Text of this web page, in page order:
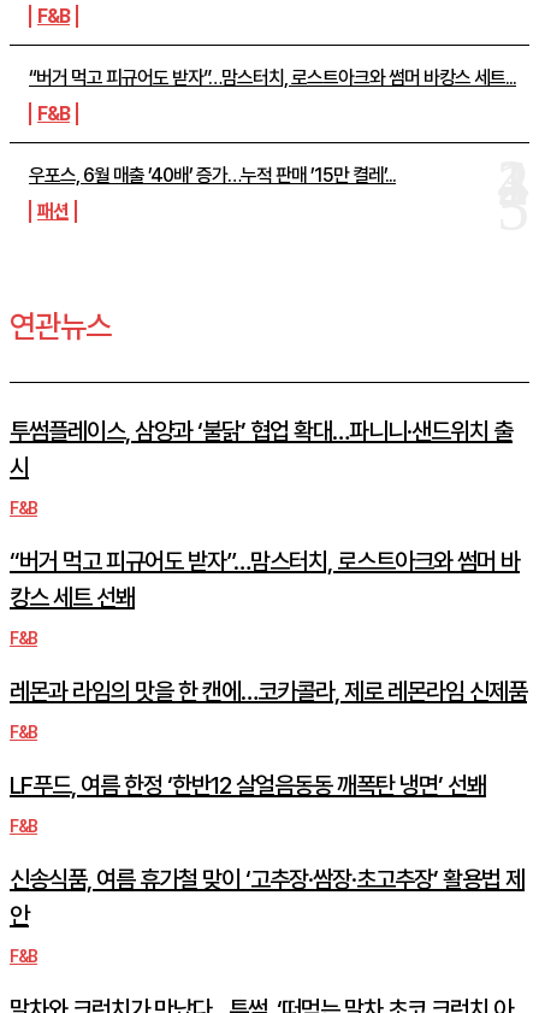
F&B
“버거 먹고 피규어도 받자”…맘스터치, 로스트아크와 썸머 바캉스 세트...
F&B
우포스, 6월 매출 ’40배’ 증가…누적 판매 ’15만 켤레’...
패션
연관뉴스
투썸플레이스, 삼양과 ‘불닭’ 협업 확대…파니니·샌드위치 출
시
F&B
“버거 먹고 피규어도 받자”…맘스터치, 로스트아크와 썸머 바
캉스 세트 선봬
F&B
레몬과 라임의 맛을 한 캔에…코카콜라, 제로 레몬라임 신제품
F&B
LF푸드, 여름 한정 ‘한반12 살얼음동동 깨폭탄 냉면’ 선봬
F&B
신송식품, 여름 휴가철 맞이 ‘고추장·쌈장·초고추장’ 활용법 제
안
F&B